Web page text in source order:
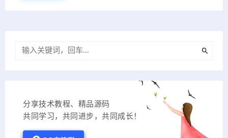
分享技术教程、精品源码
共同学习，共同进步，共同成长！